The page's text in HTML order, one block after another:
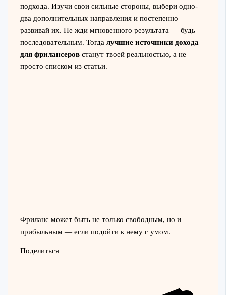
подхода. Изучи свои сильные стороны, выбери одно-
два дополнительных направления и постепенно
развивай их. Не жди мгновенного результата — будь
последовательным. Тогда лучшие источники дохода
для фрилансеровстанут твоей реальностью, а не
просто списком из статьи.
Фриланс может быть не только свободным, но и
прибыльным — если подойти к нему с умом.
Поделиться